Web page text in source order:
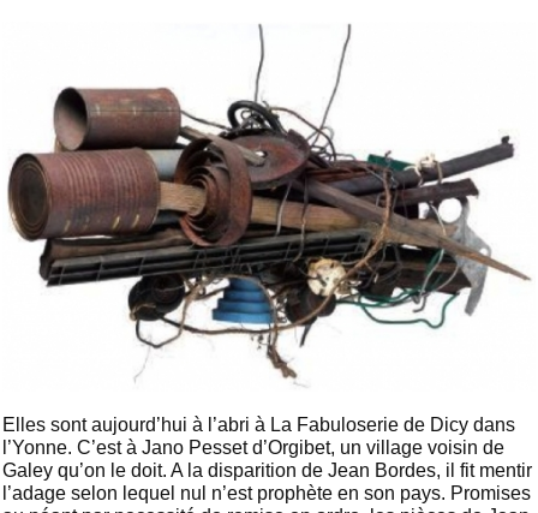
Elles sont aujourd’hui à l’abri à La Fabuloserie de Dicy dans
l’Yonne. C’est à Jano Pesset d’Orgibet, un village voisin de
Galey qu’on le doit. A la disparition de Jean Bordes, il fit mentir
l’adage selon lequel nul n’est prophète en son pays. Promises